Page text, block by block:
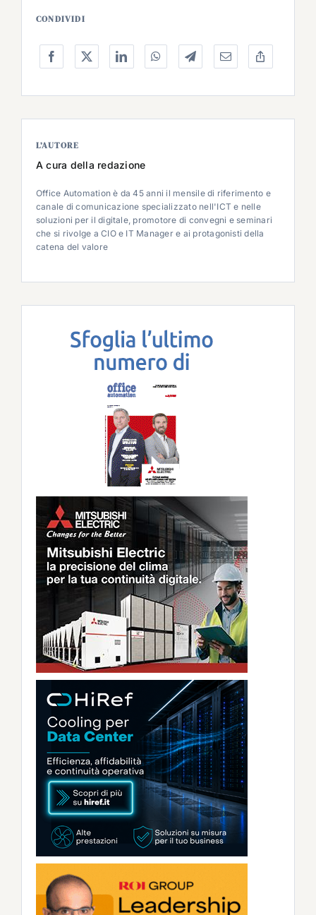
CONDIVIDI
L’AUTORE
A cura della redazione
Office Automation è da 45 anni il mensile di riferimento e
canale di comunicazione specializzato nell'ICT e nelle
soluzioni per il digitale, promotore di convegni e seminari
che si rivolge a CIO e IT Manager e ai protagonisti della
catena del valore